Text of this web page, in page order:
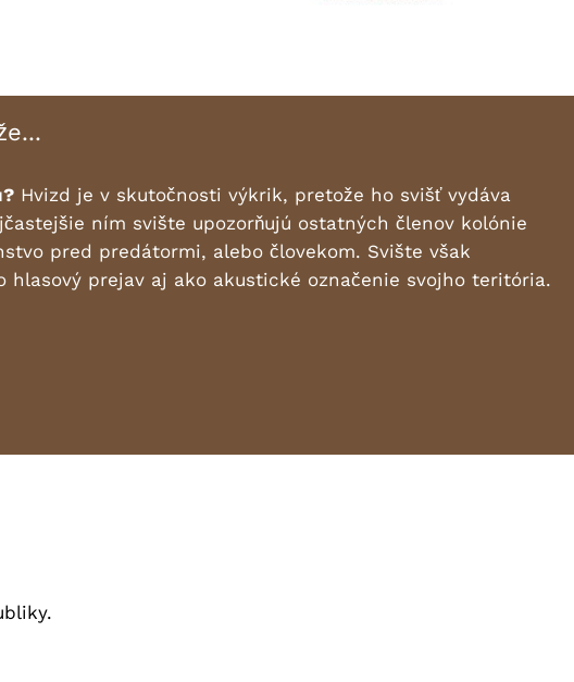
Hvizd je v skutočnosti výkrik, pretože ho svišť vydáva
ním svište upozorňujú ostatných členov kolónie
pred predátormi, alebo človekom. Svište však
hlasový prejav aj ako akustické označenie svojho teritória.